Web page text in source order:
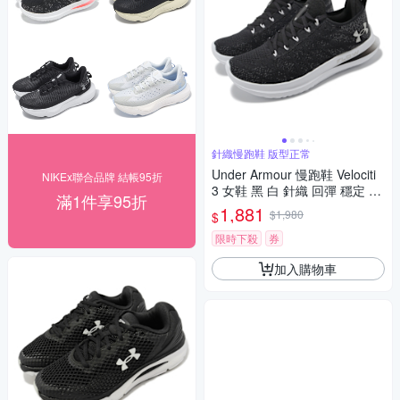
NIKEx聯合品牌 結帳95折
滿1件享95折
針織慢跑鞋 版型正常
Under Armour 慢跑鞋 Velociti
3 女鞋 黑 白 針織 回彈 穩定 Fl
ow 路跑 運動鞋 UA 30261240
02
$1,881 $1,980
限時下殺
券
加入購物車